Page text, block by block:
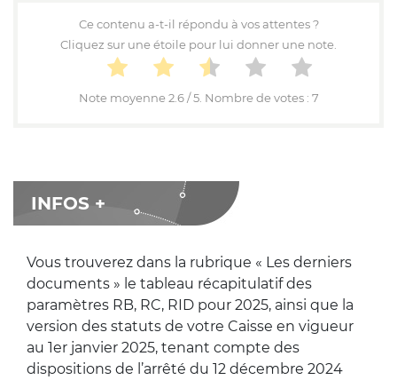
INFOS +
Vous trouverez dans la rubrique « Les derniers
documents » le tableau récapitulatif des
paramètres RB, RC, RID pour 2025, ainsi que la
version des statuts de votre Caisse en vigueur
au 1er janvier 2025, tenant compte des
dispositions de l’arrêté du 12 décembre 2024
Ce contenu a-t-il répondu à vos attentes ?
Cliquez sur une étoile pour lui donner une note.
Note moyenne2.6/ 5. Nombre de votes : 7